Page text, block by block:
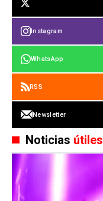
Instagram
WhatsApp
RSS
Newsletter
Noticias útiles